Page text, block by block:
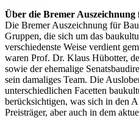
Über die Bremer
Die Bremer Auszeichnung für
Gruppen, die sich um das
verschiedenste Weise verdient
waren Prof. Dr. Klaus Hübotter,
sowie der ehemalige
sein damaliges Team. Die
unterschiedlichen Facetten
berücksichtigen, was sich in den
Preisträger, aber auch in dem